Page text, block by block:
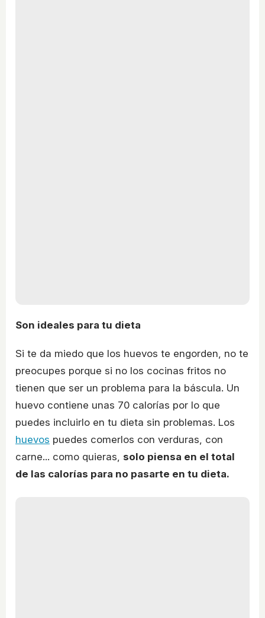
Son ideales para tu dieta
Si te da miedo que los huevos te engorden, no te
preocupes porque si no los cocinas fritos no
tienen que ser un problema para la báscula. Un
huevo contiene unas 70 calorías por lo que
puedes incluirlo en tu dieta sin problemas. Los
huevos puedes comerlos con verduras, con
carne... como quieras, solo piensa en el total
de las calorías para no pasarte en tu dieta.